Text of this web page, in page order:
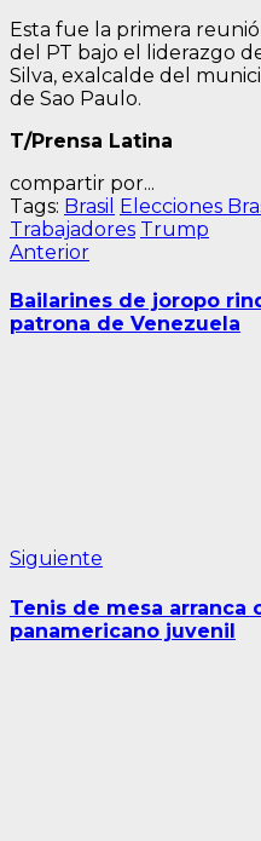
Esta fue la primera
del PT bajo el liderazgo
Silva, exalcalde del
de Sao Paulo.
T/Prensa Latina
compartir por...
Tags: Brasil Elecciones
Trabajadores Trump
Navegación
de
entradas
AnteriorEntrada
Bailarines de joropo
patrona de Venezuela
Siguiente
Tenis de mesa arranca
panamericano juvenil